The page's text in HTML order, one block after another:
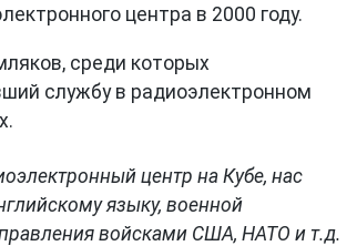
центра в 2000 году.
среди которых
службу в радиоэлектронном
центр на Кубе, нас
языку, военной
войсками США, НАТО и т.д.